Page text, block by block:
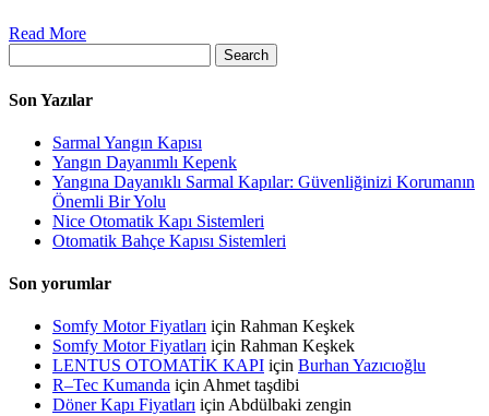
Read More
Search
Son Yazılar
Sarmal Yangın Kapısı
Yangın Dayanımlı Kepenk
Yangına Dayanıklı Sarmal Kapılar: Güvenliğinizi Korumanın
Önemli Bir Yolu
Nice Otomatik Kapı Sistemleri
Otomatik Bahçe Kapısı Sistemleri
Son yorumlar
Somfy Motor Fiyatları için Rahman Keşkek
Somfy Motor Fiyatları için Rahman Keşkek
LENTUS OTOMATİK KAPI için Burhan Yazıcıoğlu
R–Tec Kumanda için Ahmet taşdibi
Döner Kapı Fiyatları için Abdülbaki zengin